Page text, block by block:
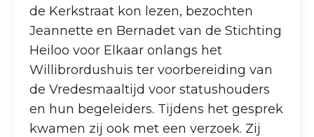
de Kerkstraat kon lezen, bezochten
Jeannette en Bernadet van de Stichting
Heiloo voor Elkaar onlangs het
Willibrordushuis ter voorbereiding van
de Vredesmaaltijd voor statushouders
en hun begeleiders. Tijdens het gesprek
kwamen zij ook met een verzoek. Zij